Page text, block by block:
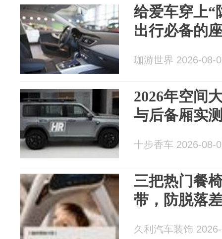
给爱车穿上“
出行必备的
珈游世界 2026-08-
2026年空间
与后备厢实
十步香车 2026-08-
三把热门餐
带，防脱落
久利汽车装饰